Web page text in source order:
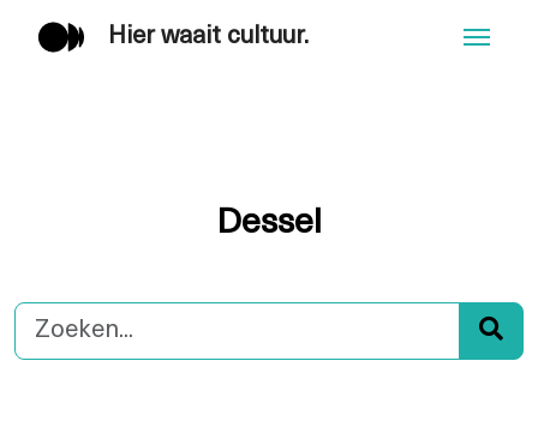
Hier waait cultuur. Menu
Dessel